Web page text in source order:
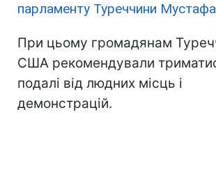
парламенту Туреччини
При цьому громадянам
США рекомендували
подалі від людних місць і
демонстрацій.